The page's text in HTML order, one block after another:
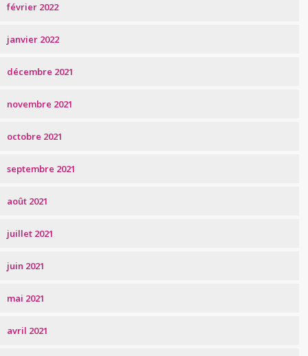
février 2022
janvier 2022
décembre 2021
novembre 2021
octobre 2021
septembre 2021
août 2021
juillet 2021
juin 2021
mai 2021
avril 2021